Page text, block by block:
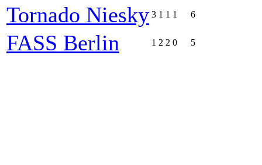
Tornado Niesky 3 1 1 1 6
FASS Berlin 1 2 2 0 5